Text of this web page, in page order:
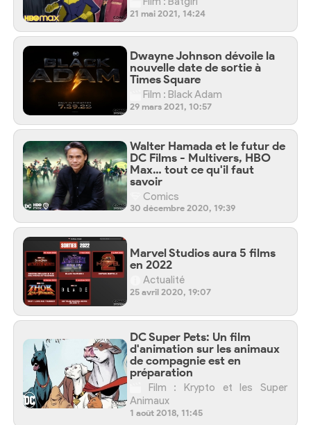
21 mai 2021, 14:24
Dwayne Johnson dévoile la
nouvelle date de sortie à
Times Square
Film : Black Adam
29 mars 2021, 10:57
Walter Hamada et le futur de
DC Films - Multivers, HBO
Max… tout ce qu'il faut
savoir
Comics
30 décembre 2020, 19:39
Marvel Studios aura 5 films
en 2022
Actualité
25 avril 2020, 19:07
DC Super Pets: Un film
d'animation sur les animaux
de compagnie est en
préparation
Film : Krypto et les Super
Animaux
1 août 2018, 11:45